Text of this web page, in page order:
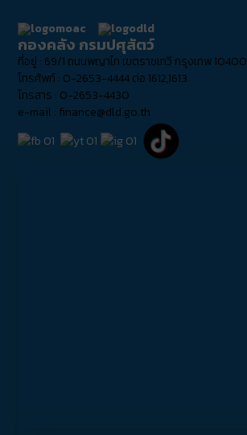
กองคลัง กรมปศุสัตว์
ที่อยู่ : 69/1 ถนนพญาไท เขตราชเทวี กรุงเทพ 10400
โทรศัพท์ : 0-2653-4444 ต่อ 1612,1613
โทรสาร : 0-2653-4430
e-mail : finance@dld.go.th